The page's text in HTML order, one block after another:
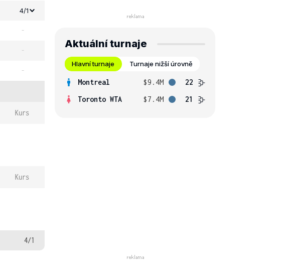
4/1
-
-
-
Kurs
Kurs
4/1
Aktuální turnaje
Hlavní turnaje Turnaje nižší úrovně
Montreal $9.4M
22
Toronto WTA
$7.4M 21